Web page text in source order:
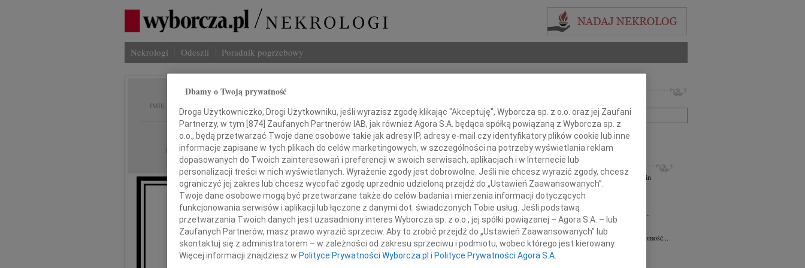
Nekrologi Odeszli Poradnik pogrzebowy
IMIĘ I NAZWISKO: Jan Otto
REGION: Szczecin
DATA EMISJI: 16.06.2011
Z głębokim żalem żegnamy
+ szukanie zaawansowane
INNE NEKROLOGI
Aleksandra Szpaczyńska 29.07.2026Szczecin
Z wielkim smutkiem i żalem przyjąłem...
23.07.2026 Szczecin
Pani mec. Joannie Martyniuk-Plasze wyrazy...
Edward Ciupak
08.07.2026 Szczecin
Z wielkim smutkiem i żalem przyjąłem wiadomość...
Stanisław Pietrzak
Szczecin
Z wielkim smutkiem i żalem przyjąłem...
Dbamy o Twoją prywatność
Droga Użytkowniczko, Drogi Użytkowniku, jeśli wyrazisz zgodę klikając "Akceptuję", Wyborcza sp. z o.o. oraz jej Zaufani
Partnerzy, w tym [ 874 ] Zaufanych Partnerów IAB, jak również Agora S.A. będąca spółką powiązaną z Wyborcza sp. z
o.o., będą przetwarzać Twoje dane osobowe takie jak adresy IP, adresy e-mail czy identyfikatory plików cookie lub inne
informacje zapisane w tych plikach do celów marketingowych, w szczególności na potrzeby wyświetlania reklam
dopasowanych do Twoich zainteresowań i preferencji w swoich serwisach, aplikacjach i w Internecie lub
personalizacji treści w nich wyświetlanych. Wyrażenie zgody jest dobrowolne. Jeśli nie chcesz wyrazić zgody, chcesz
ograniczyć jej zakres lub chcesz wycofać zgodę uprzednio udzieloną przejdź do „Ustawień Zaawansowanych”.
Twoje dane osobowe mogą być przetwarzane także do celów badania i mierzenia informacji dotyczących
funkcjonowania serwisów i aplikacji lub łączone z danymi dot. świadczonych Tobie usług. Jeśli podstawą
przetwarzania Twoich danych jest uzasadniony interes Wyborcza sp. z o.o., jej spółki powiązanej – Agora S.A. – lub
Zaufanych Partnerów, masz prawo wyrazić sprzeciw. Aby to zrobić przejdź do „Ustawień Zaawansowanych” lub
skontaktuj się z administratorem – w zależności od zakresu sprzeciwu i podmiotu, wobec którego jest kierowany.
Więcej informacji znajdziesz w Polityce Prywatności Wyborcza.pl i Polityce Prywatności Agora S.A.